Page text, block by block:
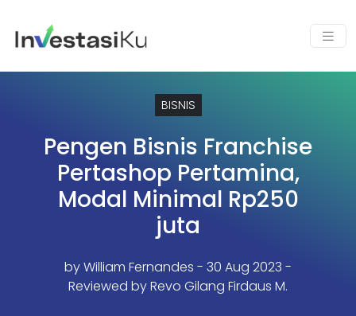
BISNIS
Pengen Bisnis Franchise
Pertashop Pertamina,
Modal Minimal Rp250
juta
byWilliam Fernandes - 30 Aug 2023 -
Reviewed by Revo Gilang Firdaus M.